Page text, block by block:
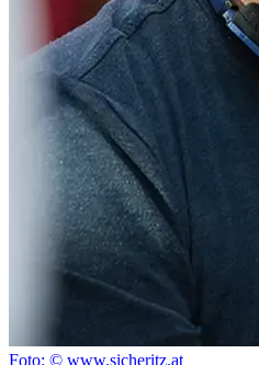
Foto: © www.sicheritz.at